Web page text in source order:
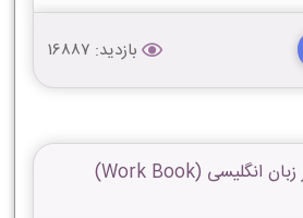
بازدید: 16887
دانلود کتاب کار زبان انگلیسی (Work Book)